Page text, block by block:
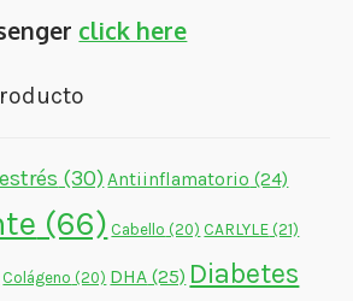
click here
(30)Antiinflamatorio (24)
(66) Cabello (20) CARLYLE(21)
Colágeno (20) DHA (25) Diabetes